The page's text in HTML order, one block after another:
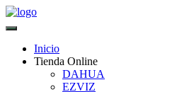
Inicio
Tienda Online
DAHUA
EZVIZ